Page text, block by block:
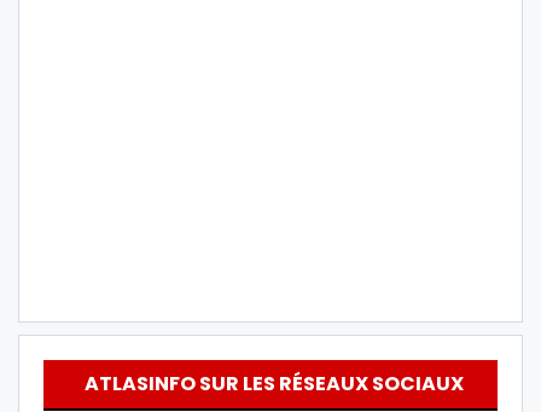
ATLASINFO SUR LES RÉSEAUX SOCIAUX